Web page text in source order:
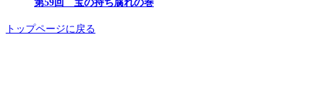
第59回 宝の持ち腐れの巻
トップページに戻る